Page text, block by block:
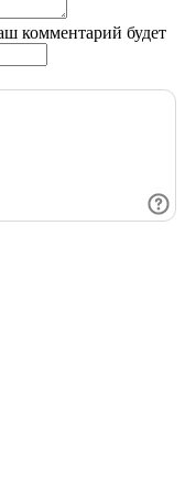
комментарий будет